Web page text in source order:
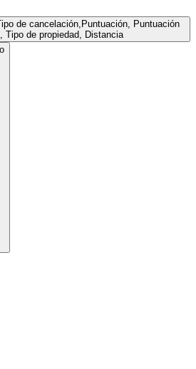
de cancelación,Puntuación, Puntuación
Tipo de propiedad, Distancia